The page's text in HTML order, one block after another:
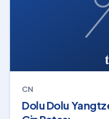
CN
Dolu Dolu